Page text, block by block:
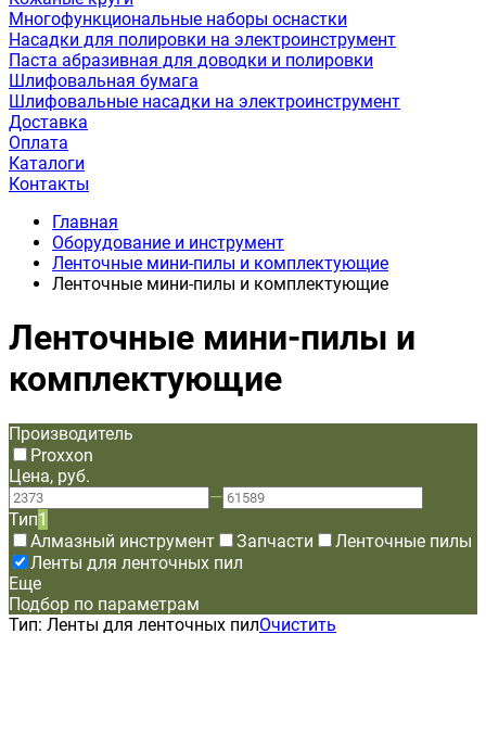
Многофункциональные наборы оснастки
Насадки для полировки на электроинструмент
Паста абразивная для доводки и полировки
Шлифовальная бумага
Шлифовальные насадки на электроинструмент
Доставка
Оплата
Каталоги
Контакты
Главная
Оборудование и инструмент
Ленточные мини-пилы и комплектующие
Ленточные мини-пилы и комплектующие
Ленточные мини-пилы и
комплектующие
Производитель
Proxxon
Цена, руб.
—
Тип1
Алмазный инструмент
Запчасти
Ленточные пилы
Ленты для ленточных пил
Еще
Подбор по параметрам
Тип: Ленты для ленточных пилОчистить